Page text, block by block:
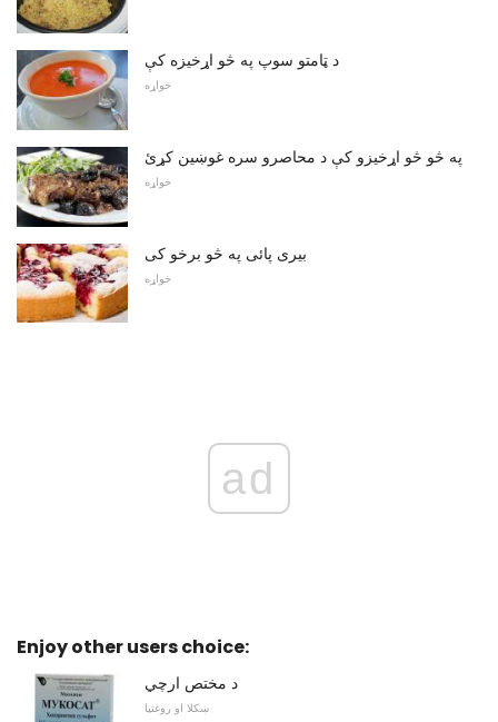
د ټامتو سوپ په څو اړخیزه کې
خواړه
په څو څو اړخیزو کې د محاصرو سره غوښین کړئ
خواړه
بیری پائی په څو برخو کی
خواړه
ad
Enjoy other users choice:
د مختص ارچي
ښکلا او روغتیا